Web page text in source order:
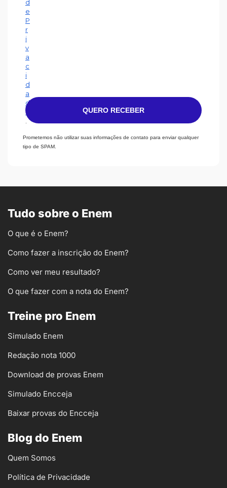
d
e
P
r
i
v
a
c
i
d
a
d
e
QUERO RECEBER
Prometemos não utilizar suas informações de contato para enviar qualquer
tipo de SPAM.
Tudo sobre o Enem
O que é o Enem?
Como fazer a inscrição do Enem?
Como ver meu resultado?
O que fazer com a nota do Enem?
Treine pro Enem
Simulado Enem
Redação nota 1000
Download de provas Enem
Simulado Encceja
Baixar provas do Encceja
Blog do Enem
Quem Somos
Política de Privacidade